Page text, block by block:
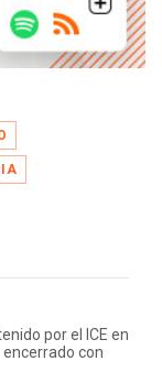
por el ICE en
encerrado con